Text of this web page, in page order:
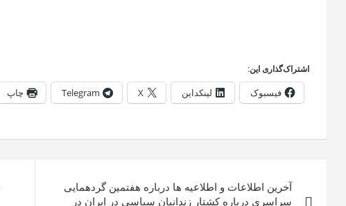
اشتراک‌گذاری این:
فیسبوک لینکداین X
Telegram چاپ
آخرین اطلاعات و اطلاعیه ها درباره هفتمین گردهمایی
سراسری درباره کشتار زندانیان سیاسی در ایران در